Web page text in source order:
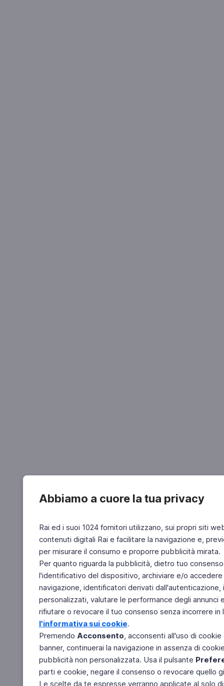
Abbiamo a cuore la tua privacy
Rai ed i suoi 1024 fornitori utilizzano, sui propri siti
contenuti digitali Rai e facilitare la navigazione e,
per misurare il consumo e proporre pubblicità mirata.
Per quanto riguarda la pubblicità, dietro tuo
l'identificativo del dispositivo, archiviare e/o
navigazione, identificatori derivati
personalizzati, valutare le performance degli
rifiutare o revocare il tuo consenso senza incorrere
l'informativa sui cookie.
Premendo Acconsento, acconsenti all'uso di
banner, continuerai la navigazione in assenza di
pubblicità non personalizzata. Usa il pulsante
parti e cookie, negare il consenso o revocare quello
Le scelte da te espresse verranno applicate al solo